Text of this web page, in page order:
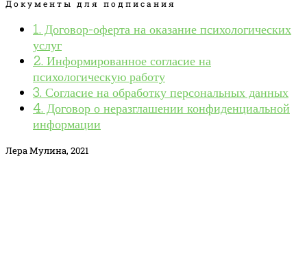
Документы для подписания
1. Договор-оферта на оказание психологических
услуг
2. Информированное согласие на
психологическую работу
3. Согласие на обработку персональных данных
4. Договор о неразглашении конфиденциальной
информации
Лера Мулина, 2021